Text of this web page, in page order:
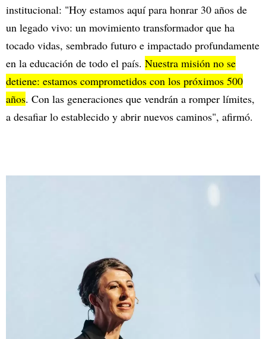
institucional: "Hoy estamos aquí para honrar 30 años de
un legado vivo: un movimiento transformador que ha
tocado vidas, sembrado futuro e impactado profundamente
en la educación de todo el país. Nuestra misión no se
detiene: estamos comprometidos con los próximos 500
años. Con las generaciones que vendrán a romper límites,
a desafiar lo establecido y abrir nuevos caminos", afirmó.